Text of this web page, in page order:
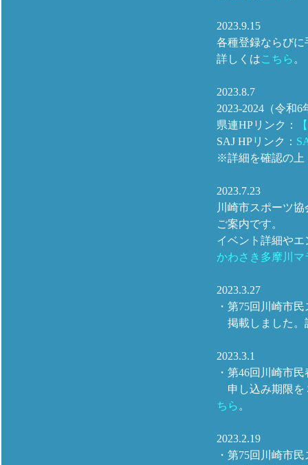
2023.9.15
各種登録ならび
詳しくはこちら 。
2023.8.7
2023-2024（令和
県連HPリンク：
SAJ HPリンク：
※詳細を確認の上
2023.7.23
川崎市スポーツ
ご案内です。
イベント詳細や
かわさき多摩川マ
2023.3.27
・第75回川崎市
掲載しました。
2023.3.1
・第46回川崎市
申し込み期限を
ちら 。
2023.2.19
・第75回川崎市